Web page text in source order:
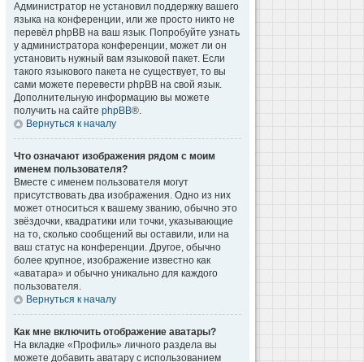
Администратор не установил поддержку вашего
языка на конференции, или же просто никто не
перевёл phpBB на ваш язык. Попробуйте узнать
у администратора конференции, может ли он
установить нужный вам языковой пакет. Если
такого языкового пакета не существует, то вы
сами можете перевести phpBB на свой язык.
Дополнительную информацию вы можете
получить на сайте phpBB®.
Вернуться к началу
Что означают изображения рядом с моим
именем пользователя?
Вместе с именем пользователя могут
присутствовать два изображения. Одно из них
может относиться к вашему званию, обычно это
звёздочки, квадратики или точки, указывающие
на то, сколько сообщений вы оставили, или на
ваш статус на конференции. Другое, обычно
более крупное, изображение известно как
«аватара» и обычно уникально для каждого
пользователя.
Вернуться к началу
Как мне включить отображение аватары?
На вкладке «Профиль» личного раздела вы
можете добавить аватару с использованием